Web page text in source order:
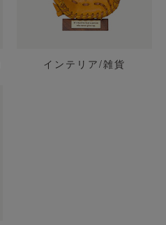
インテリア/雑貨